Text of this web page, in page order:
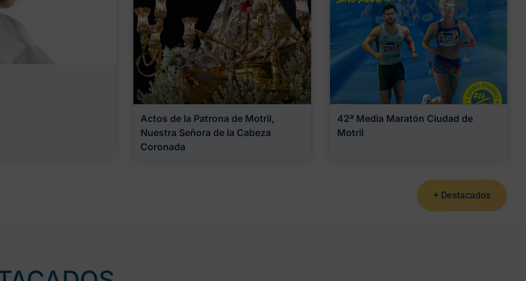
Actos de la Patrona de Motril,
Nuestra Señora de la Cabeza
Coronada
42ª Media Maratón Ciudad de
Motril
+ Destacados